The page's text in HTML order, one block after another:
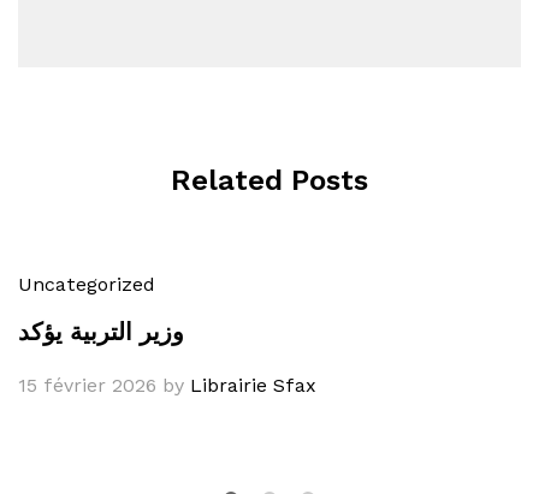
Related Posts
Uncategorized
وزير التربية يؤكد
15 février 2026 by Librairie Sfax